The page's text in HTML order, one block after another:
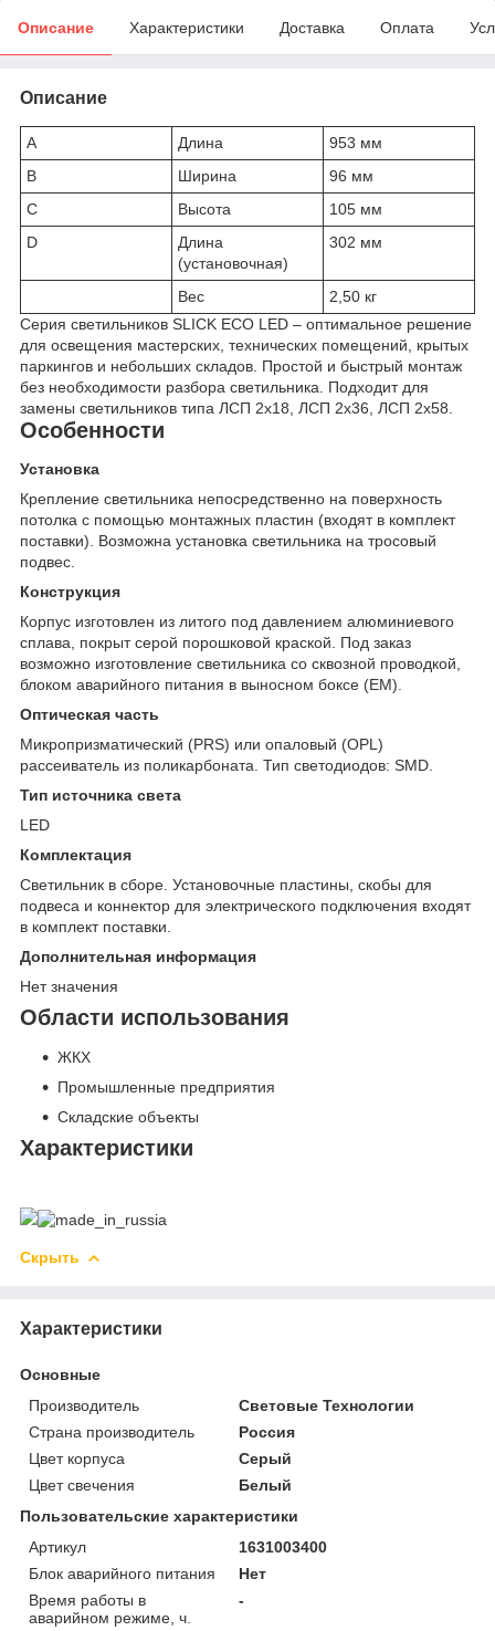
Описание Характеристики Доставка Оплата
Описание
A Длина
953 мм
B
Ширина
96 мм
C
Высота
105 мм
D
Длина
(установочная)
302 мм
Вес
2,50 кг
Cерия светильников SLICK ECO LED – оптимальное решение
для освещения мастерских, технических помещений, крытых
паркингов и небольших складов. Простой и быстрый монтаж
без необходимости разбора светильника. Подходит для
замены светильников типа ЛСП 2х18, ЛСП 2х36, ЛСП 2х58.
Особенности
Установка
Крепление светильника непосредственно на поверхность
потолка с помощью монтажных пластин (входят в комплект
поставки). Возможна установка светильника на тросовый
подвес.
Конструкция
Корпус изготовлен из литого под давлением алюминиевого
сплава, покрыт серой порошковой краской. Под заказ
возможно изготовление светильника со сквозной проводкой,
блоком аварийного питания в выносном боксе (EM).
Оптическая часть
Микропризматический (PRS) или опаловый (OPL)
рассеиватель из поликарбоната. Тип светодиодов: SMD.
Тип источника света
LED
Комплектация
Светильник в сборе. Установочные пластины, скобы для
подвеса и коннектор для электрического подключения входят
в комплект поставки.
Дополнительная информация
Нет значения
Области использования
ЖКХ
Промышленные предприятия
Складские объекты
Характеристики
Скрыть
Характеристики
Основные
Производитель
Световые Технологии
Страна производитель
Россия
Цвет корпуса
Серый
Цвет свечения
Белый
Пользовательские характеристики
Артикул
1631003400
Блок аварийного питания
Нет
Время работы в
аварийном режиме, ч.
-